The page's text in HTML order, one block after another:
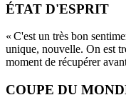
ÉTAT D'ESPRIT
« C'est un très bon
unique, nouvelle. On est
moment de récupérer
COUPE DU